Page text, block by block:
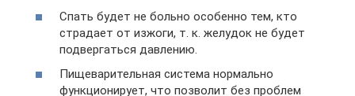
Спать будет не больно особенно тем, кто
страдает от изжоги, т. к. желудок не будет
подвергаться давлению.
Пищеварительная система нормально
функционирует, что позволит без проблем